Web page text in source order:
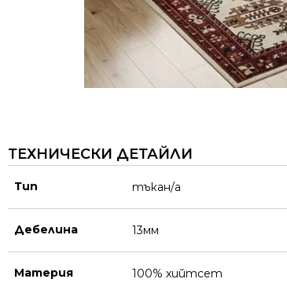
ТЕХНИЧЕСКИ ДЕТАЙЛИ
Тип тъкан/а
Дебелина 13мм
Материя 100% хийтсет